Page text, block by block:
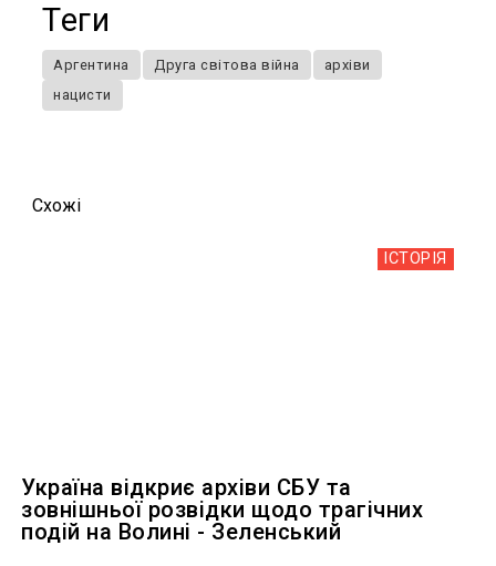
Теги
Аргентина Друга світова війна
архіви
нацисти
Схожi
ІСТОРІЯ
Україна відкриє архіви СБУ та
зовнішньої розвідки щодо трагічних
подій на Волині - Зеленський